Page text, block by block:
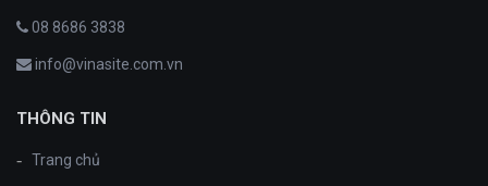
08 8686 3838
info@vinasite.com.vn
THÔNG TIN
Trang chủ